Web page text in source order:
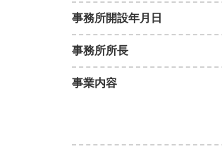
事務所開設年月日
事務所所長
事業内容